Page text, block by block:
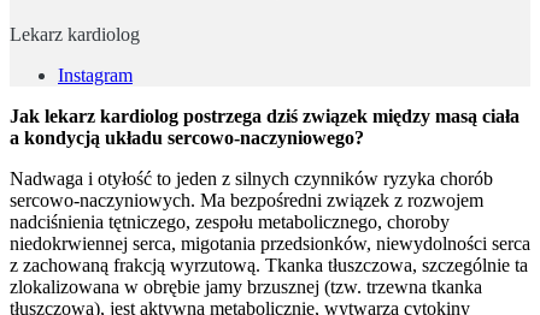
Lekarz kardiolog
Instagram
Jak lekarz kardiolog postrzega dziś związek między masą ciała
a kondycją układu sercowo-naczyniowego?
Nadwaga i otyłość to jeden z silnych czynników ryzyka chorób
sercowo-naczyniowych. Ma bezpośredni związek z rozwojem
nadciśnienia tętniczego, zespołu metabolicznego, choroby
niedokrwiennej serca, migotania przedsionków, niewydolności serca
z zachowaną frakcją wyrzutową. Tkanka tłuszczowa, szczególnie ta
zlokalizowana w obrębie jamy brzusznej (tzw. trzewna tkanka
tłuszczowa), jest aktywna metabolicznie, wytwarza cytokiny